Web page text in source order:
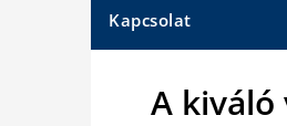
Kapcsolat
A kiváló